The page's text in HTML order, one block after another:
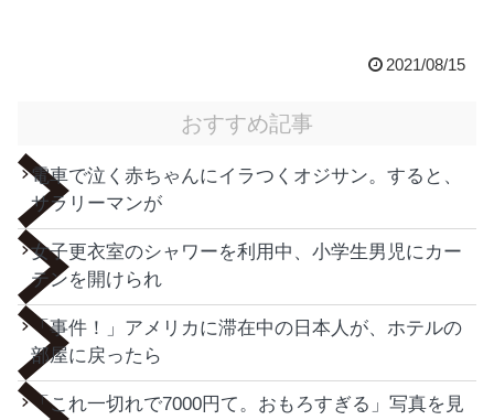
2021/08/15
おすすめ記事
電車で泣く赤ちゃんにイラつくオジサン。すると、
サラリーマンが
女子更衣室のシャワーを利用中、小学生男児にカー
テンを開けられ
「事件！」アメリカに滞在中の日本人が、ホテルの
部屋に戻ったら
「これ一切れで7000円て。おもろすぎる」写真を見